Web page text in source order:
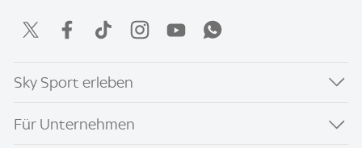
Sky Sport erleben
Für Unternehmen